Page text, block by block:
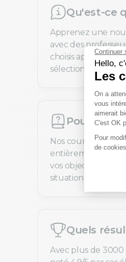
Qu'est-ce
Apprenez une
avec des
choisis après un
sélection exigeant.
Pourquoi
Nos cours de
entièrement
vos objectifs, avec
situation réalistes.
Quels
Avec plus de 3000